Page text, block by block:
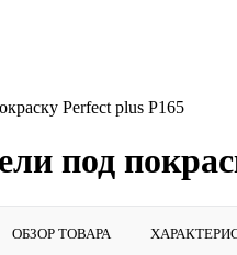
Perfect plus P165
под
ОБЗОР ТОВАРА